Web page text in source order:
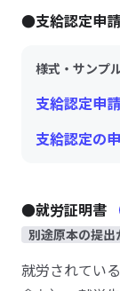
●支給認定申
様式・サンプ
支給認定申
支給認定の
●就労証明書
別途原本の提出
就労されてい